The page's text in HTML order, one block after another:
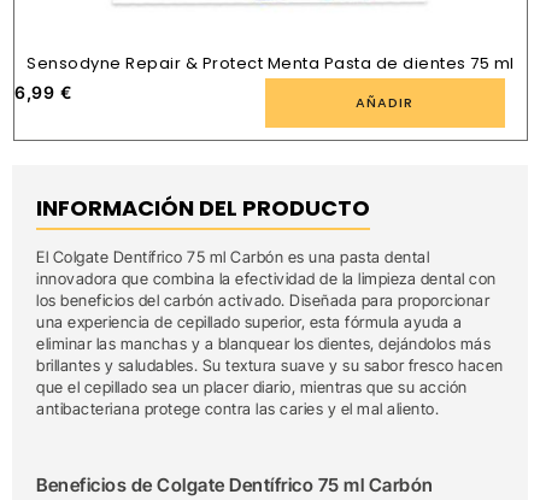
Sensodyne Repair & Protect Menta Pasta de dientes 75 ml
6,99 € AÑADIR
INFORMACIÓN DEL PRODUCTO
El Colgate Dentífrico 75 ml Carbón es una pasta dental
innovadora que combina la efectividad de la limpieza dental con
los beneficios del carbón activado. Diseñada para proporcionar
una experiencia de cepillado superior, esta fórmula ayuda a
eliminar las manchas y a blanquear los dientes, dejándolos más
brillantes y saludables. Su textura suave y su sabor fresco hacen
que el cepillado sea un placer diario, mientras que su acción
antibacteriana protege contra las caries y el mal aliento.
Beneficios de Colgate Dentífrico 75 ml Carbón